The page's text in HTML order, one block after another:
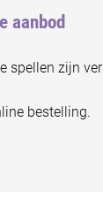
aanbod
spellen zijn
bestelling.